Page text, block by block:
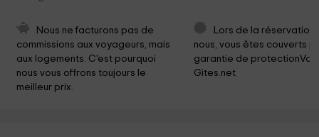
Nous ne facturons pas de
commissions aux voyageurs, mais
aux logements. C'est pourquoi
nous vous offrons toujours le
meilleur prix.
Lors de la réservation
nous, vous êtes couverts
garantie de
Gites.net